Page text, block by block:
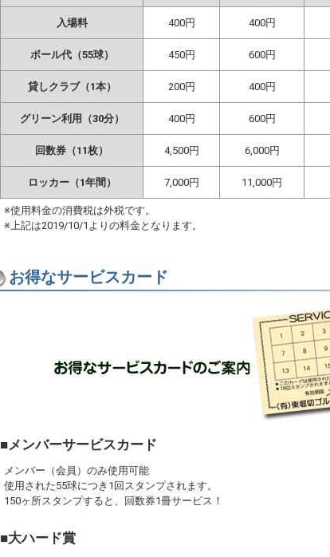
入場料 400円 400円
ボール代（55球） 450円 600円
貸しクラブ（1本） 200円 400円
グリーン利用（30分） 400円 600円
回数券（11枚） 4,500円 6,000円
ロッカー（1年間） 7,000円 11,000円
※使用料金の消費税は外税です。
※上記は2019/10/1よりの料金となります。
お得なサービスカード
■メンバーサービスカード
メンバー（会員）のみ使用可能
使用された55球につき1回スタンプされます。
150ヶ所スタンプすると、回数券1冊サービス！
■大ハード賞